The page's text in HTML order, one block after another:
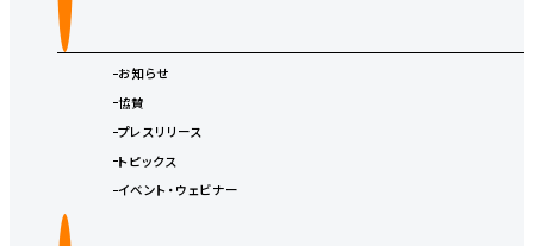
お知らせ
協賛
プレスリリース
トピックス
イベント・ウェビナー